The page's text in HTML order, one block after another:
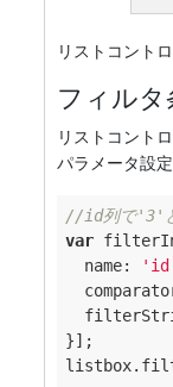
リストコント
フィルタ
リストコント
パラメータ設
//id列で'3'と
var
name:
}];